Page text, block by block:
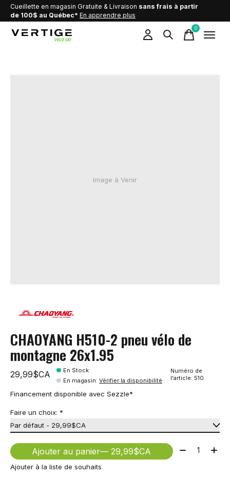
Cueillette en magasin Gratuite & Livraison sans frais à partir
de 100$ au Québec* En apprendre plus
0items
Image à Venir
CHAOYANG H510-2 pneu vélo de
montagne 26x1.95
29,99$CA
En Stock
En magasin:Vérifier la disponibilité
Numéro de
l'article: 510
Financement disponible avec Sezzle*
Faire un choix: *
Ajouter au panier — 29,99$CA Quantité:
Ajouter à la liste de souhaits